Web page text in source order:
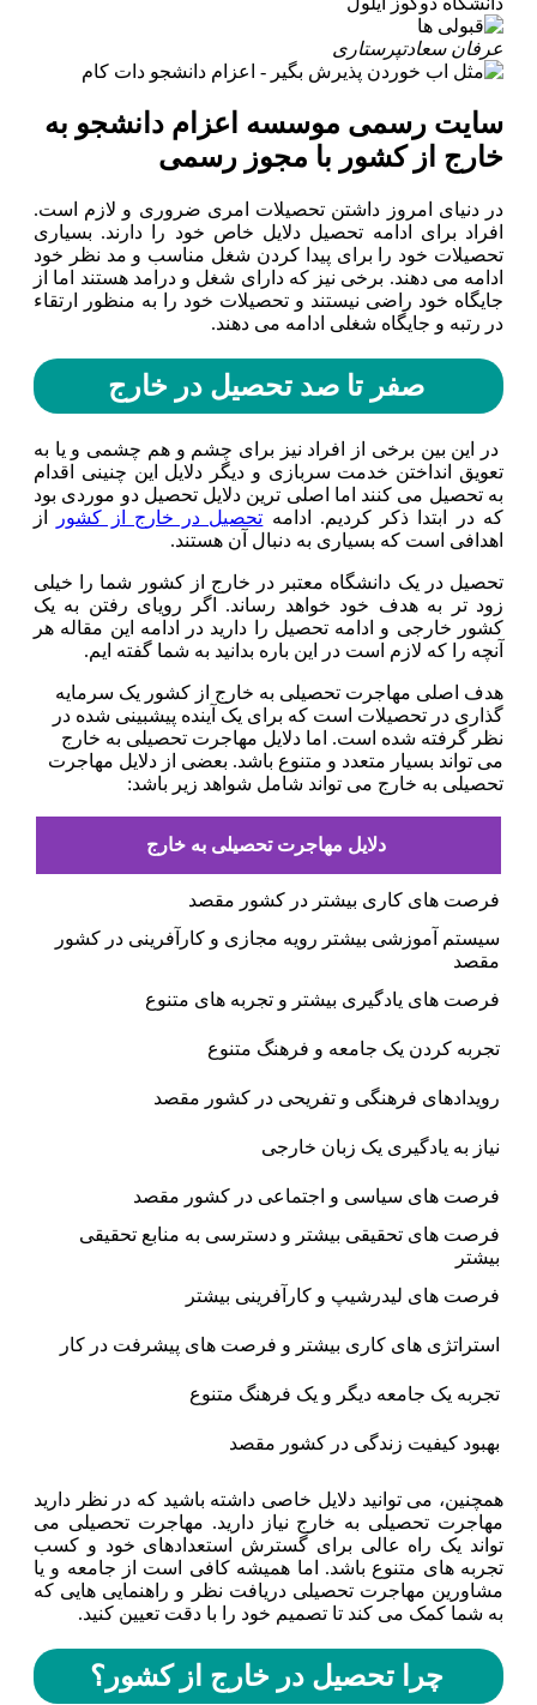
عرفان سعادتپرستاری
سایت رسمی موسسه اعزام دانشجو به
خارج از کشور با مجوز رسمی
در دنیای امروز داشتن تحصیلات امری ضروری و لازم است.
افراد برای ادامه تحصیل دلایل خاص خود را دارند. بسیاری
تحصیلات خود را برای پیدا کردن شغل مناسب و مد نظر خود
ادامه می دهند. برخی نیز که دارای شغل و درامد هستند اما از
جایگاه خود راضی نیستند و تحصیلات خود را به منظور ارتقاء
در رتبه و جایگاه شغلی ادامه می دهند.
صفر تا صد تحصیل در خارج
در این بین برخی از افراد نیز برای چشم و هم چشمی و یا به
تعویق انداختن خدمت سربازی و دیگر دلایل این چنینی اقدام
به تحصیل می کنند اما اصلی ترین دلایل تحصیل دو موردی بود
که در ابتدا ذکر کردیم. ادامه تحصیل در خارج از کشور
از
اهدافی است که بسیاری به دنبال آن هستند.
تحصیل در یک دانشگاه معتبر در خارج از کشور شما را خیلی
زود تر به هدف خود خواهد رساند. اگر رویای رفتن به یک
کشور خارجی و ادامه تحصیل را دارید در ادامه این مقاله هر
آنچه را که لازم است در این باره بدانید به شما گفته ایم.
هدف اصلی مهاجرت تحصیلی به خارج از کشور یک سرمایه
گذاری در تحصیلات است که برای یک آینده پیشبینی شده در
نظر گرفته شده است. اما دلایل مهاجرت تحصیلی به خارج
می تواند بسیار متعدد و متنوع باشد. بعضی از دلایل مهاجرت
تحصیلی به خارج می تواند شامل شواهد زیر باشد:
دلایل مهاجرت تحصیلی به خارج
فرصت های کاری بیشتر در کشور مقصد
سیستم آموزشی بیشتر رویه مجازی و کارآفرینی در کشور
مقصد
فرصت های یادگیری بیشتر و تجربه های متنوع
تجربه کردن یک جامعه و فرهنگ متنوع
رویدادهای فرهنگی و تفریحی در کشور مقصد
نیاز به یادگیری یک زبان خارجی
فرصت های سیاسی و اجتماعی در کشور مقصد
فرصت های تحقیقی بیشتر و دسترسی به منابع تحقیقی
بیشتر
فرصت های لیدرشیپ و کارآفرینی بیشتر
استراتژی های کاری بیشتر و فرصت های پیشرفت در کار
تجربه یک جامعه دیگر و یک فرهنگ متنوع
بهبود کیفیت زندگی در کشور مقصد
همچنین، می توانید دلایل خاصی داشته باشید که در نظر دارید
مهاجرت تحصیلی به خارج نیاز دارید. مهاجرت تحصیلی می
تواند یک راه عالی برای گسترش استعدادهای خود و کسب
تجربه های متنوع باشد. اما همیشه کافی است از جامعه و یا
مشاورین مهاجرت تحصیلی دریافت نظر و راهنمایی هایی که
به شما کمک می کند تا تصمیم خود را با دقت تعیین کنید.
چرا تحصیل در خارج از کشور؟